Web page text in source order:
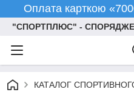
Оплата карткою
"СПОРТПЛЮС" -
КАТАЛОГ